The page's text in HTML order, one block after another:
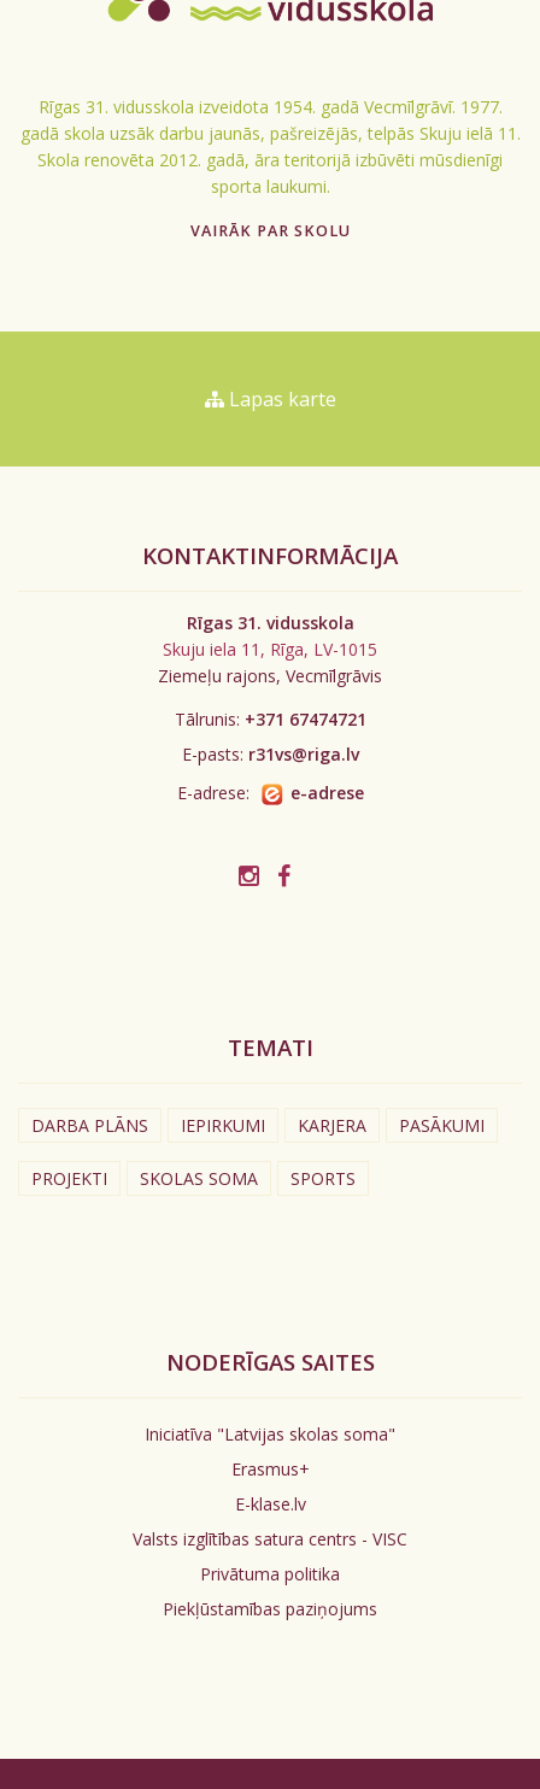
Rīgas 31. vidusskola izveidota 1954. gadā Vecmīlgrāvī. 1977.
gadā skola uzsāk darbu jaunās, pašreizējās, telpās Skuju ielā 11.
Skola renovēta 2012. gadā, āra teritorijā izbūvēti mūsdienīgi
sporta laukumi.
VAIRĀK PAR SKOLU
Lapas karte
KONTAKTINFORMĀCIJA
Rīgas 31. vidusskola
Skuju iela 11, Rīga, LV-1015
Ziemeļu rajons, Vecmīlgrāvis
Tālrunis: +371 67474721
E-pasts: r31vs@riga.lv
E-adrese:
e-adrese
TEMATI
DARBA PLĀNS IEPIRKUMI KARJERA PASĀKUMI
PROJEKTI SKOLAS SOMA SPORTS
NODERĪGAS SAITES
Iniciatīva "Latvijas skolas soma"
Erasmus+
E-klase.lv
Valsts izglītības satura centrs - VISC
Privātuma politika
Piekļūstamības paziņojums